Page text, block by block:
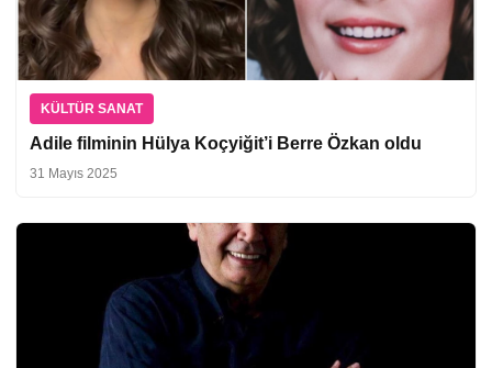
KÜLTÜR SANAT
Adile filminin Hülya Koçyiğit’i Berre Özkan oldu
31 Mayıs 2025